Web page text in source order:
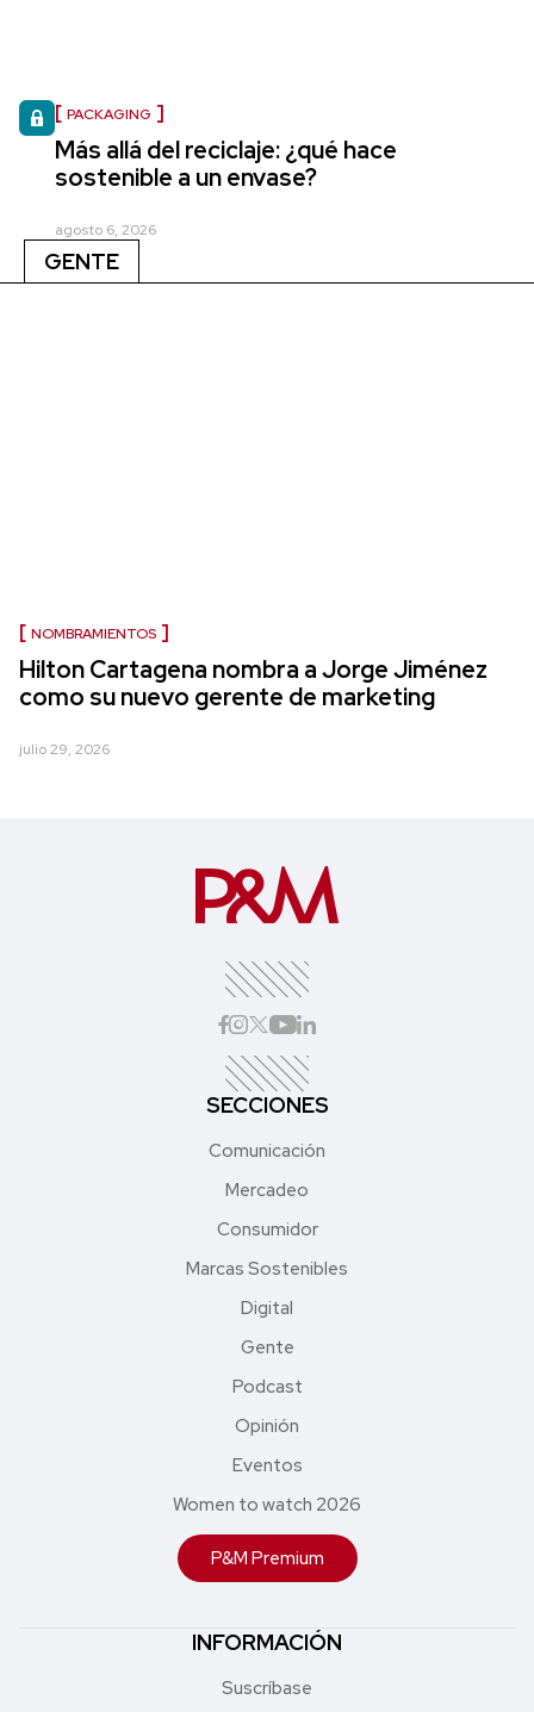
PACKAGING
Más allá del reciclaje: ¿qué hace
sostenible a un envase?
agosto 6, 2026
GENTE
NOMBRAMIENTOS
Hilton Cartagena nombra a Jorge Jiménez
como su nuevo gerente de marketing
julio 29, 2026
SECCIONES
Comunicación
Mercadeo
Consumidor
Marcas Sostenibles
Digital
Gente
Podcast
Opinión
Eventos
Women to watch 2026
P&M Premium
INFORMACIÓN
Suscríbase